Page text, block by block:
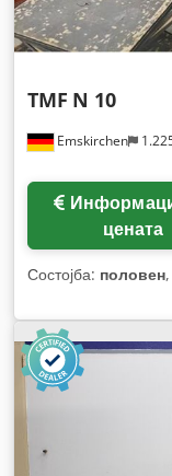
Emskirchen
TMF N 10
цената
Состојба: половен,